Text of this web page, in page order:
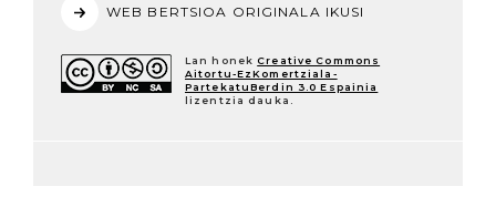
WEB BERTSIOA ORIGINALA IKUSI
Lan honek Creative Commons
Aitortu-EzKomertziala-
PartekatuBerdin 3.0 Espainia
lizentzia dauka.